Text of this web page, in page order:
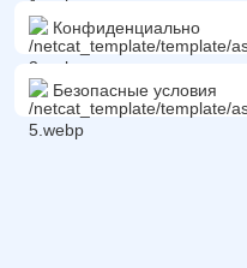
Конфиденциально
Безопасные условия